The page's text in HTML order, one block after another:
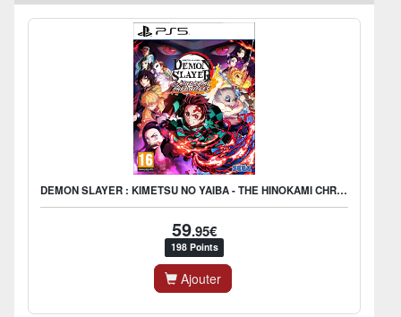
DEMON SLAYER : KIMETSU NO YAIBA - THE HINOKAMI CHRONICLES
59.95€
198 Points
Ajouter